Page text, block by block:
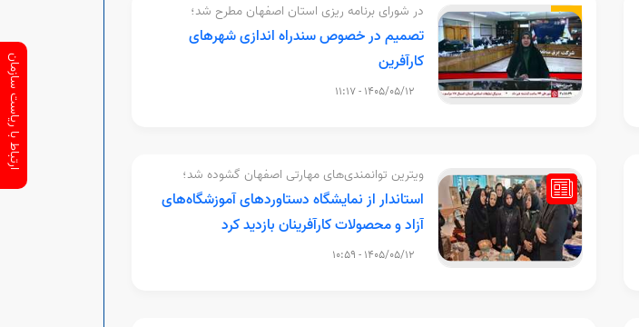
در شورای برنامه ریزی استان اصفهان مطرح شد؛
تصمیم در خصوص سندراه اندازی شهرهای
کارآفرین
1405/05/12 - 11:17
ویترین توانمندی‌های مهارتی اصفهان گشوده شد؛
استاندار از نمایشگاه دستاوردهای آموزشگاه‌های
آزاد و محصولات کارآفرینان بازدید کرد
1405/05/12 - 10:59
ارتباط با ریاست سازمان